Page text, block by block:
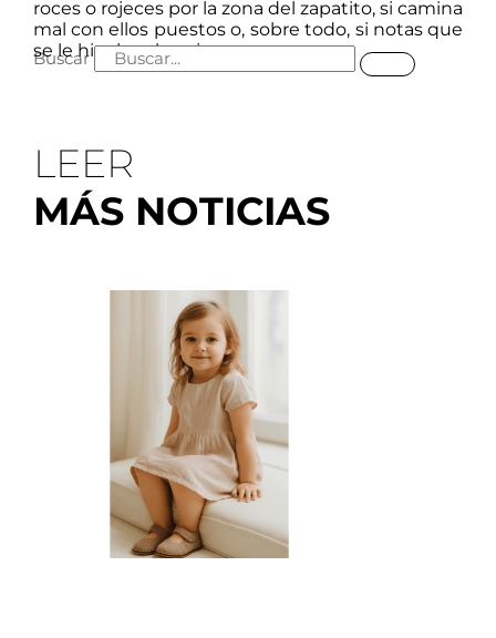
roces o rojeces por la zona del zapatito, si camina
mal con ellos puestos o, sobre todo, si notas que
se le hinchan los pies.
Buscar
LEER
MÁS NOTICIAS